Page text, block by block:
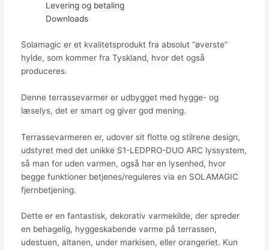
Levering og betaling
Downloads
Solamagic er et kvalitetsprodukt fra absolut “øverste”
hylde, som kommer fra Tyskland, hvor det også
produceres.
Denne terrassevarmer er udbygget med hygge- og
læselys, det er smart og giver god mening.
Terrassevarmeren er, udover sit flotte og stilrene design,
udstyret med det unikke S1-LEDPRO-DUO ARC lyssystem,
så man for uden varmen, også har en lysenhed, hvor
begge funktioner betjenes/reguleres via en SOLAMAGIC
fjernbetjening.
Dette er en fantastisk, dekorativ varmekilde, der spreder
en behagelig, hyggeskabende varme på terrassen,
udestuen, altanen, under markisen, eller orangeriet. Kun